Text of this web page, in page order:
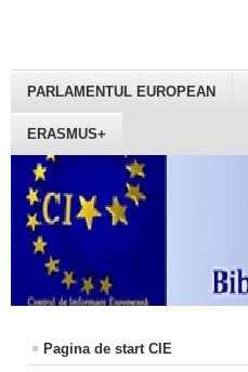
PARLAMENTUL EUROPEAN
ERASMUS+
Pagina de start CIE